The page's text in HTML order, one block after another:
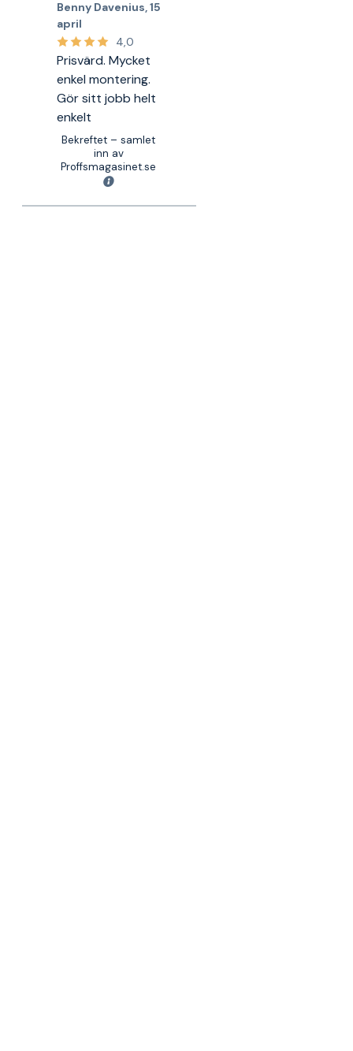
Benny Davenius,15
april
4,0
Prisvärd. Mycket
enkel montering.
Gör sitt jobb helt
enkelt
Bekreftet – samlet
inn av
Proffsmagasinet.se